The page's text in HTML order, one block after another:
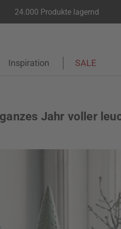
24.000 Produkte lagernd
Inspiration SALE
Jahr voller